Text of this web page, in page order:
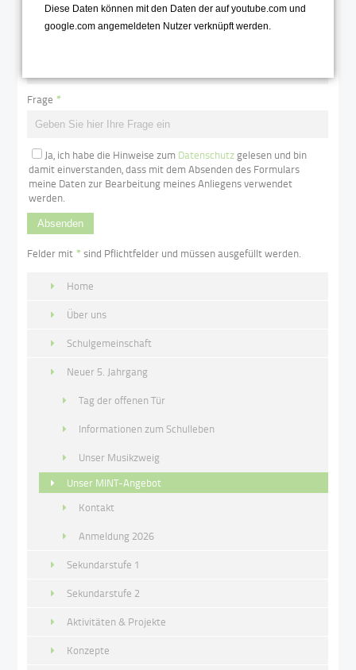
Frage *
Ja, ich habe die Hinweise zum Datenschutzgelesen und bin
damit einverstanden, dass mit dem Absenden des Formulars
meine Daten zur Bearbeitung meines Anliegens verwendet
werden.
Absenden
Felder mit *sind Pflichtfelder und müssen ausgefüllt werden.
Home
Über uns
Schulgemeinschaft
Neuer 5. Jahrgang
Tag der offenen Tür
Informationen zum Schulleben
Unser Musikzweig
Unser MINT-Angebot
Kontakt
Anmeldung 2026
Sekundarstufe 1
Sekundarstufe 2
Aktivitäten & Projekte
Konzepte
Diese Daten können mit den Daten der auf youtube.com und
google.com angemeldeten Nutzer verknüpft werden.